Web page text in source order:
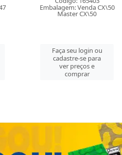
Embalagem: Venda CX\50
Master CX\50
Faça seu login ou
cadastre-se para
ver preços e
comprar